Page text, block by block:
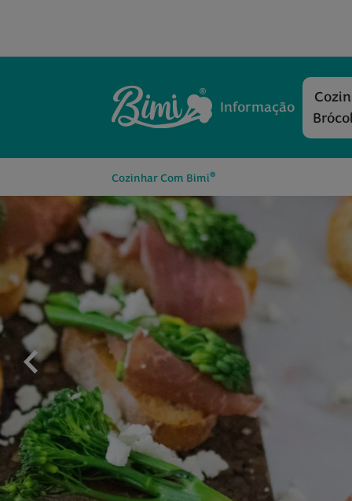
Informação
Cozinhar Com Bimi®